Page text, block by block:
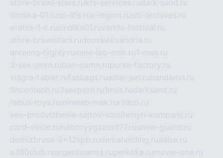
store-brawl-stars.rukts-services.rudark-sand.ru
sindika-01.rusp-life.rux-legion.rusib-archives.ru
e-abis-1-c.rusindika01.ruvenda-festival.ru
store-brawlstars.rudooraleksandria.ru
antenna-highly.ru mine-lab-msk.ru1-mus.ru
3-sex-porn.ruban-damn.rupurse-factory.ru
viagra-tablet.rufasbags.ruadler-jun.rubandamn.ru
fincontech.ru3sexporn.ru1mus.rudarksand.ru
rebus-toys.ru minelab-msk.ru rtdco.ru
seo-prodvizhenie-sajtov-stroitelnyh-kompanij.ru
card-voice.ru rulonnyygazon177.rusnow-guard.ru
domizbrusa-9x12spb.rudemaholding.ruaalse.ru
a380club.ruargentinamia.ruperkoka.ru movie-one.ru